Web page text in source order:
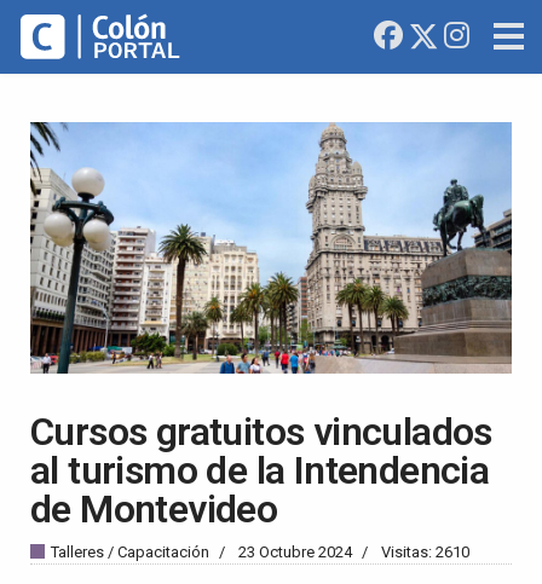
Cursos gratuitos vinculados
al turismo de la Intendencia
de Montevideo
Talleres / Capacitación 23 Octubre 2024 Visitas: 2610